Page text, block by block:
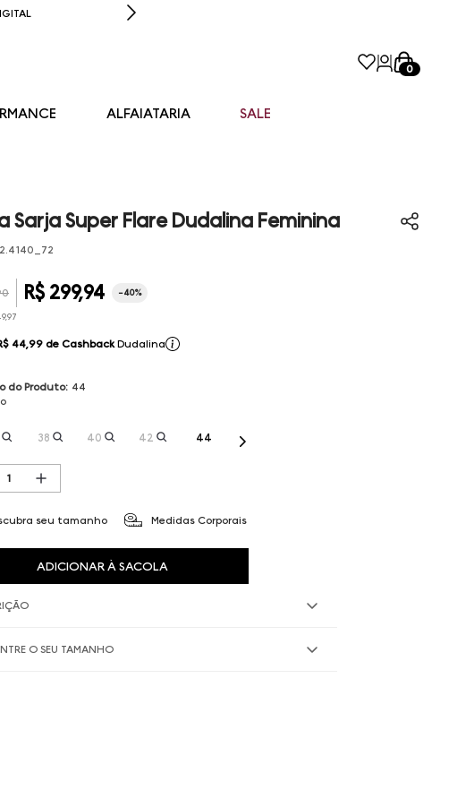
0
ALFAIATARIA SALE
Sarja Super Flare Dudalina Feminina
R$ 299,94 -40%
,97
44,99de Cashback Dudalina
do Produto: 44
38 40 42 44
seu tamanho Medidas Corporais
ADICIONAR À SACOLA
O SEU TAMANHO